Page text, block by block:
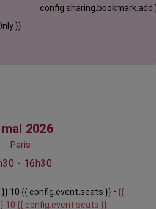
config.sharing.bookmark.add
}}
2026
Paris
- 16h30
10 {{ config.event.seats }} • {{
10 {{ config.event.seats }}